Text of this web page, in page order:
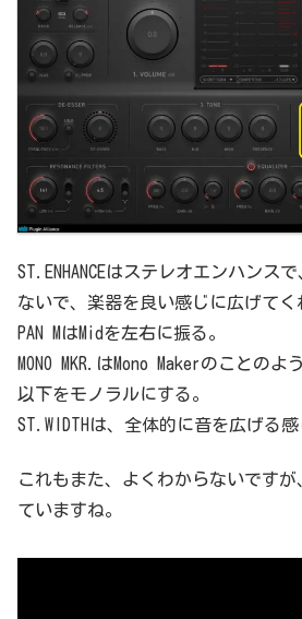
ST.ENHANCEはステレオエンハンス
ないで、楽器を良い感じに広げてく
PAN MはMidを左右に振る。
MONO MKR.はMono Makerのことの
以下をモノラルにする。
ST.WIDTHは、全体的に音を広げる感
これもまた、よくわからないですが
ていますね。